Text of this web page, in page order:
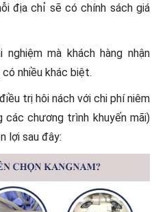
địa chỉ sẽ có chính sách giá
mà khách hàng nhận
nhiều khác biệt.
trị hôi nách với chi phí niêm
chương trình khuyến mãi)
lợi sau đây: